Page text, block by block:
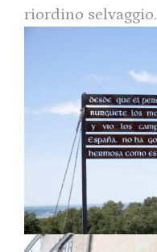
riordino selvaggio.